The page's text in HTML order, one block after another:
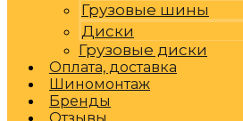
Грузовые шины
Диски
Грузовые диски
Оплата, доставка
Шиномонтаж
Бренды